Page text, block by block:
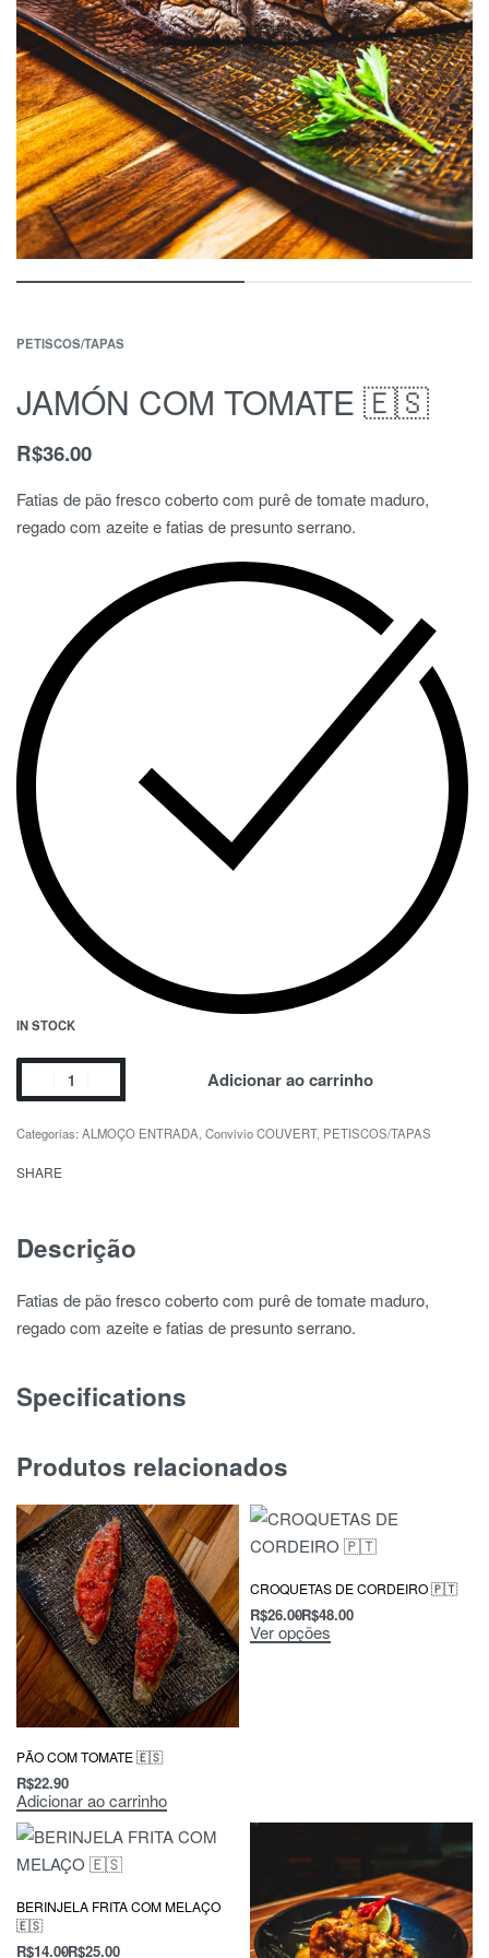
PETISCOS/TAPAS
JAMÓN COM TOMATE 🇪🇸
R$36.00
Fatias de pão fresco coberto com purê de tomate maduro,
regado com azeite e fatias de presunto serrano.
IN STOCK
Adicionar ao carrinho
Categorias: ALMOÇO ENTRADA, Convivio COUVERT, PETISCOS/TAPAS
SHARE
Descrição
Fatias de pão fresco coberto com purê de tomate maduro,
regado com azeite e fatias de presunto serrano.
Specifications
Produtos relacionados
PÃO COM TOMATE 🇪🇸
R$22.90
Adicionar ao carrinho
CROQUETAS DE CORDEIRO 🇵🇹
R$26.00R$48.00
Ver opções
BERINJELA FRITA COM MELAÇO
🇪🇸
R$14.00R$25.00